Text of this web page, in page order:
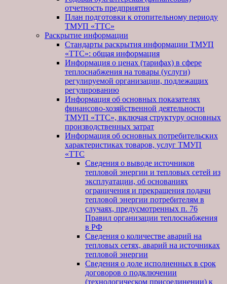
отчетность предприятия
План подготовки к отопительному периоду
ТМУП «ТТС»
Раскрытие информации
Стандарты раскрытия информации ТМУП
«ТТС»: общая информация
Информация о ценах (тарифах) в сфере
теплоснабжения на товары (услуги)
регулируемой организации, подлежащих
регулированию
Информация об основных показателях
финансово-хозяйственной деятельности
ТМУП «ТТС», включая структуру основных
производственных затрат
Информация об основных потребительских
характеристиках товаров, услуг ТМУП
«ТТС
Сведения о выводе источников
тепловой энергии и тепловых сетей из
эксплуатации, об основаниях
ограничения и прекращения подачи
тепловой энергии потребителям в
случаях, предусмотренных п. 76
Правил организации теплоснабжения
в РФ
Сведения о количестве аварий на
тепловых сетях, аварий на источниках
тепловой энергии
Сведения о доле исполненных в срок
договоров о подключении
(технологическом присоединении) к